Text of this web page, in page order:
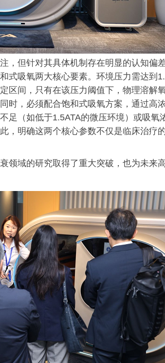
，但针对其具体机制存在明显的认知偏
式吸氧两大核心要素。环境压力需达到
区间，只有在该压力阈值下，物理溶解
时，必须配合饱和式吸氧方案，通过高
足（如低于1.5ATA的微压环境）或吸氧
，明确这两个核心参数不仅是临床治疗
领域的研究取得了重大突破，也为未来